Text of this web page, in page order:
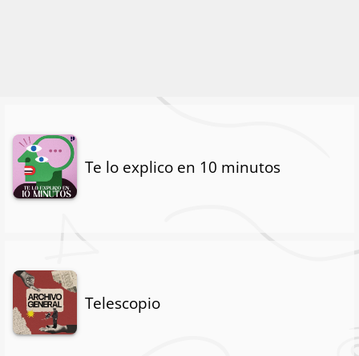
Te lo explico en 10 minutos
Telescopio